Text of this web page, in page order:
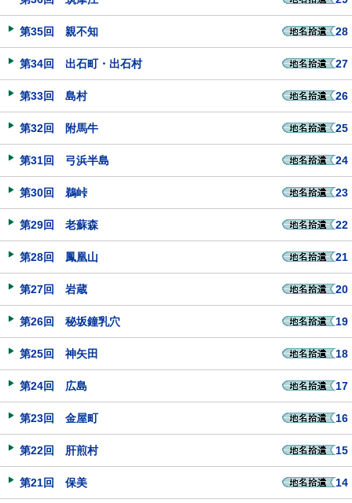
第35回 親不知 28
第34回 出石町・出石村 27
第33回 島村 26
第32回 附馬牛 25
第31回 弓浜半島 24
第30回 鵜峠 23
第29回 老蘇森 22
第28回 鳳凰山 21
第27回 岩蔵 20
第26回 秘坂鐘乳穴 19
第25回 神矢田 18
第24回 広島 17
第23回 金屋町 16
第22回 肝煎村 15
第21回 保美 14